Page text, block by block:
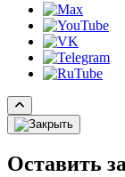
Оставить